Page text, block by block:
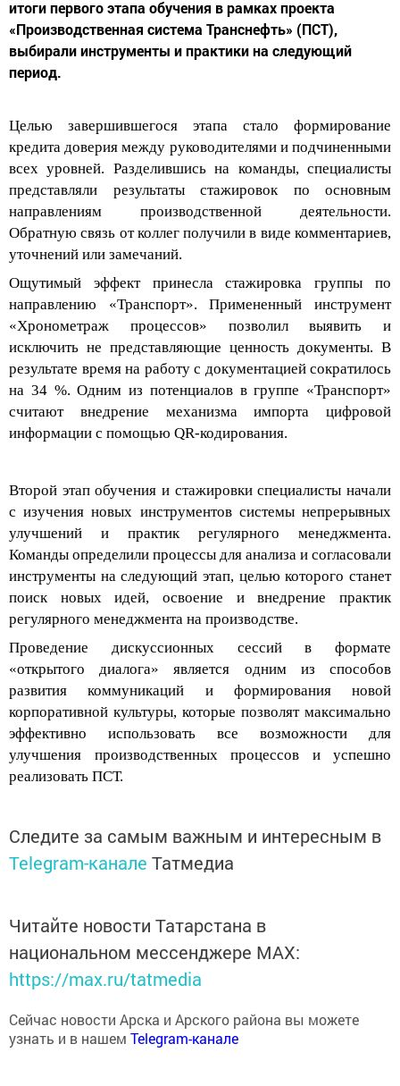
«Производственная система Транснефть» (ПСТ),
выбирали инструменты и практики на следующий
период.
кредита доверия между руководителями и подчиненными
всех уровней. Разделившись на команды, специалисты
представляли
результаты стажировок по основным
направлениям
производственной деятельности.
Обратную связь от коллег получили в виде комментариев,
уточнений или замечаний.
Ощутимый эффектпринесла
направлению «Транспорт». Примененный инструмент
«Хронометраж процессов» позволил выявить и
исключить не представляющие ценность документы. В
результате время на работу с документацией сократилось
на 34 %. Одним из потенциалов в группе «Транспорт»
считают внедрение механизма импорта цифровой
информации с помощьюQR-кодирования.
сизученияновыхинструментовсистемынепрерывных
улучшений и практикрегул ярного менеджмента.
Команды определили процессы для анализа и согласовали
инструменты наследующий этап, целью которого станет
поиск новых идей,освоениеи внедрениепрактик
регулярного менеджментана производстве.
Проведение дискуссионных сессий
«открытого диалога» является одним из способов
развития коммуникаций и формирования новой
корпоративной культуры, которые позволят максимально
эффективно использовать все возможности для
улучшения производственных процессов и успешно
реализовать
ПСТ.
Telegram-каналеТатмедиа
национальном мессенджере MАХ:
https://max.ru/tatmedia
узнать и в нашемTelegram-канале